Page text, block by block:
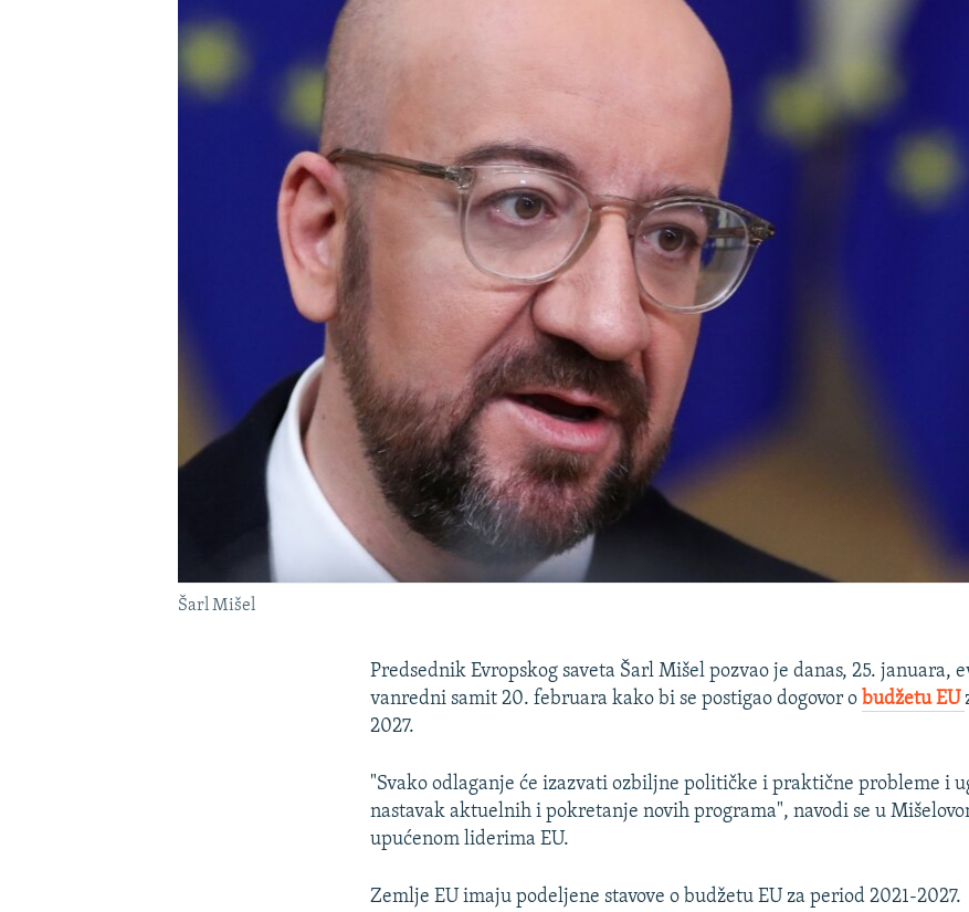
NASTANAK I RASPAD JUGOSLAVIJE
Šarl Mišel
Predsednik Evropskog saveta Šarl Mišel pozvao je danas, 25. januara,
vanredni samit 20. februara kako bi se postigao dogovor o budžetu EU
2027.
"Svako odlaganje će izazvati ozbiljne političke i praktične probleme i
nastavak aktuelnih i pokretanje novih programa", navodi se u
upućenom liderima EU.
Zemlje EU imaju podeljene stavove o budžetu EU za period 2021-2027.